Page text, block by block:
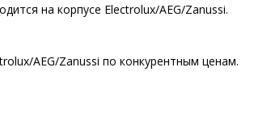
на корпусе Electrolux/AEG/Zanussi.
AEG/Zanussi по конкурентным ценам.